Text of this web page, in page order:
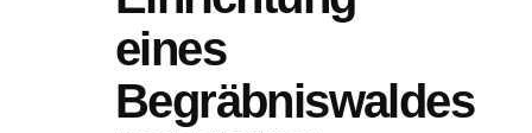
eines
Begräbniswaldes